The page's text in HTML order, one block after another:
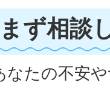
ず相談
なたの不安